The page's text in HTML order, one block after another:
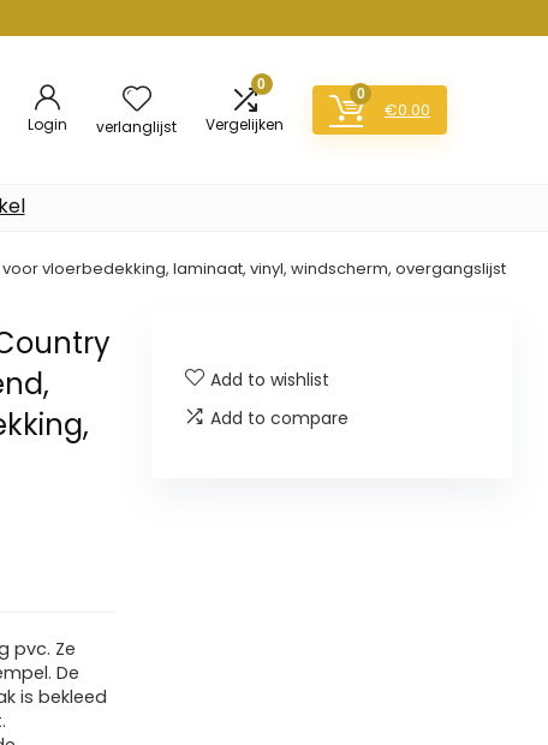
Login verlanglijst
0
Vergelijken
0
€0.00
vloerbedekking, laminaat, vinyl, windscherm, overgangslijst
pvc. Ze
De
is bekleed
Add to wishlist
Add to compare